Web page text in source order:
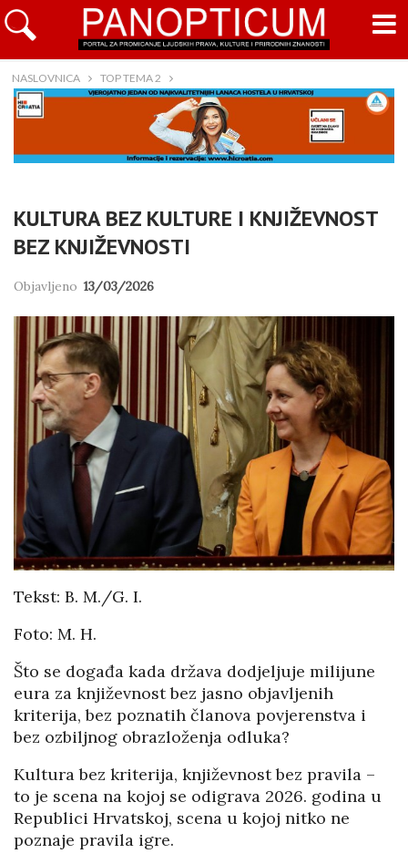
NASLOVNICA TOP TEMA 2
KULTURA BEZ KULTURE I KNJIŽEVNOST
BEZ KNJIŽEVNOSTI
Objavljeno 13/03/2026
Tekst: B. M./G. I.
Foto: M. H.
Što se događa kada država dodjeljuje milijune
eura za književnost bez jasno objavljenih
kriterija, bez poznatih članova povjerenstva i
bez ozbiljnog obrazloženja odluka?
Kultura bez kriterija, književnost bez pravila –
to je scena na kojoj se odigrava 2026. godina u
Republici Hrvatskoj, scena u kojoj nitko ne
poznaje pravila igre.